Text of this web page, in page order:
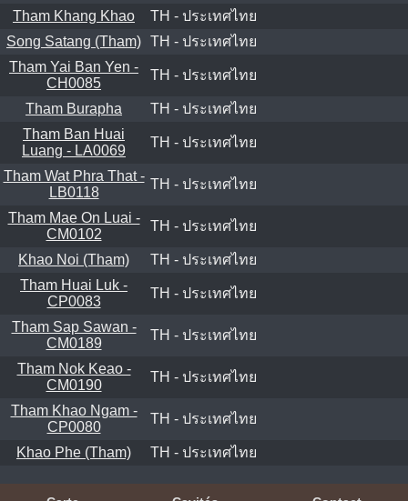
Tham Khang Khao
TH - ประเทศไทย
Song Satang (Tham) TH - ประเทศไทย
Tham Yai Ban Yen -
CH0085
TH - ประเทศไทย
Tham Burapha
TH - ประเทศไทย
Tham Ban Huai
Luang - LA0069
TH - ประเทศไทย
Tham Wat Phra That -
LB0118
TH - ประเทศไทย
Tham Mae On Luai -
CM0102
TH - ประเทศไทย
Khao Noi (Tham)
TH - ประเทศไทย
Tham Huai Luk -
CP0083
TH - ประเทศไทย
Tham Sap Sawan -
CM0189
TH - ประเทศไทย
Tham Nok Keao -
CM0190
TH - ประเทศไทย
Tham Khao Ngam -
CP0080
TH - ประเทศไทย
Khao Phe (Tham) TH - ประเทศไทย